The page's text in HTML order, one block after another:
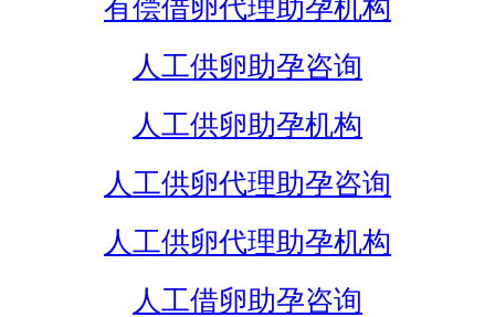
有偿借卵代理助孕机构
人工供卵助孕咨询
人工供卵助孕机构
人工供卵代理助孕咨询
人工供卵代理助孕机构
人工借卵助孕咨询